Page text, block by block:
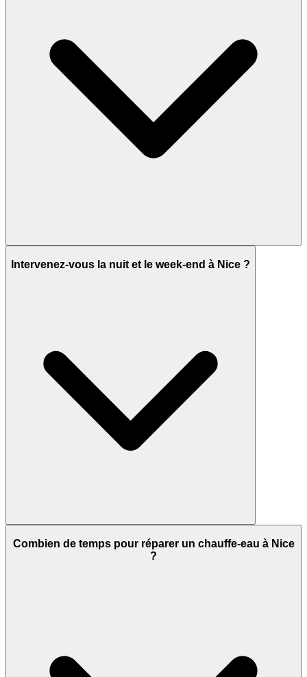
Intervenez-vous la nuit et le week-end à Nice ?
Combien de temps pour réparer un chauffe-eau à Nice
?